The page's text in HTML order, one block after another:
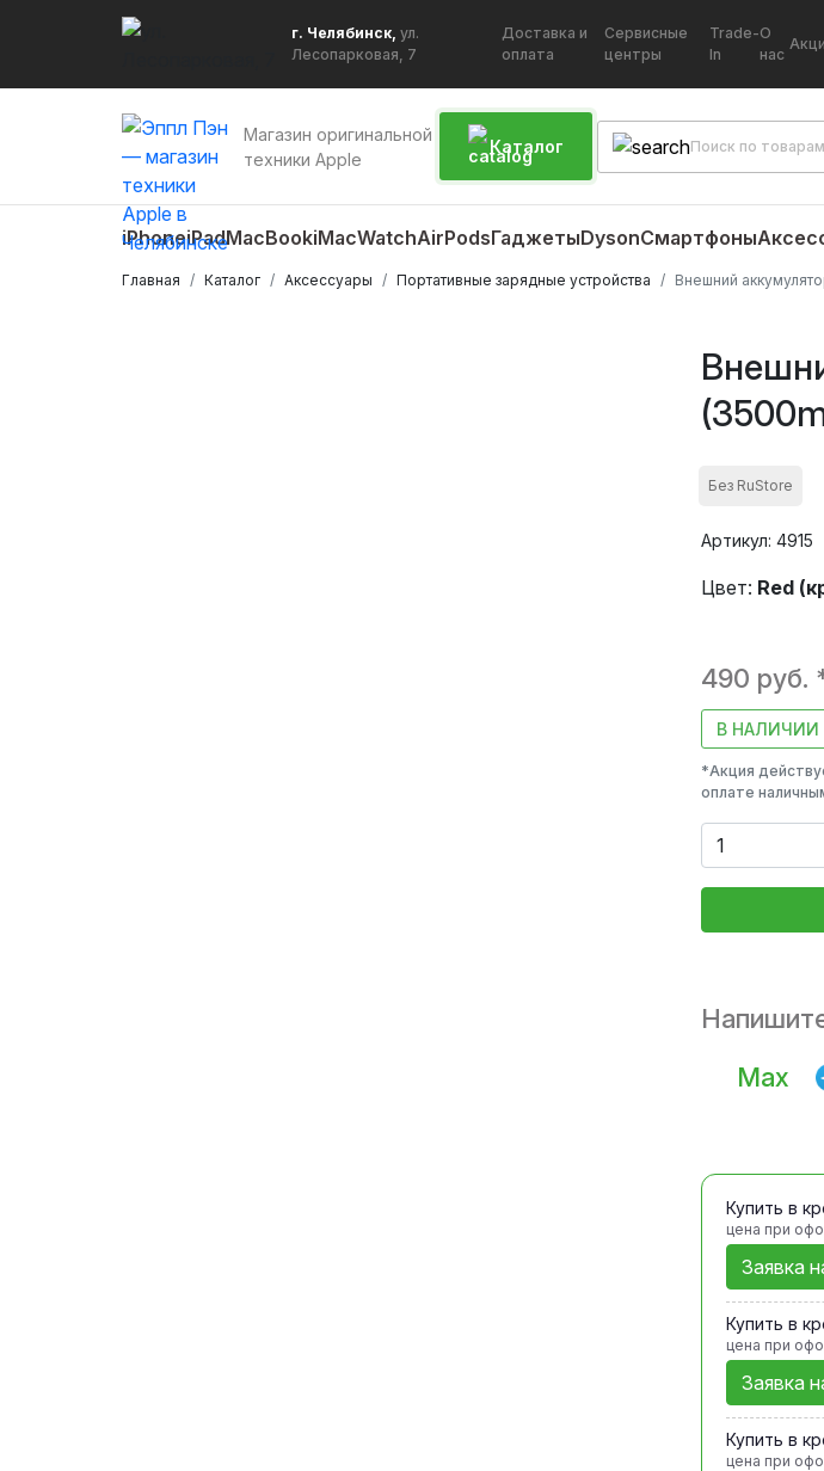
г. Челябинск, ул.
Лесопарковая, 7
Доставка и
оплата
Сервисные
центры
Trade-
In
О
нас
Магазин оригинальной
техники Apple
Каталог
iPhoneiPadMacBookiMacWatchAirPodsГаджетыDysonСмартфоны
Главная Каталог Аксессуары Портативные зарядные устройства Внешний
Без RuStore
Артикул: 4915
Цвет: Red
490 руб.
В НАЛИЧИИ
*Акция
оплате
Max
Купить в
цена при
Заявка
Купить в
цена при
Заявка
Купить в
цена при